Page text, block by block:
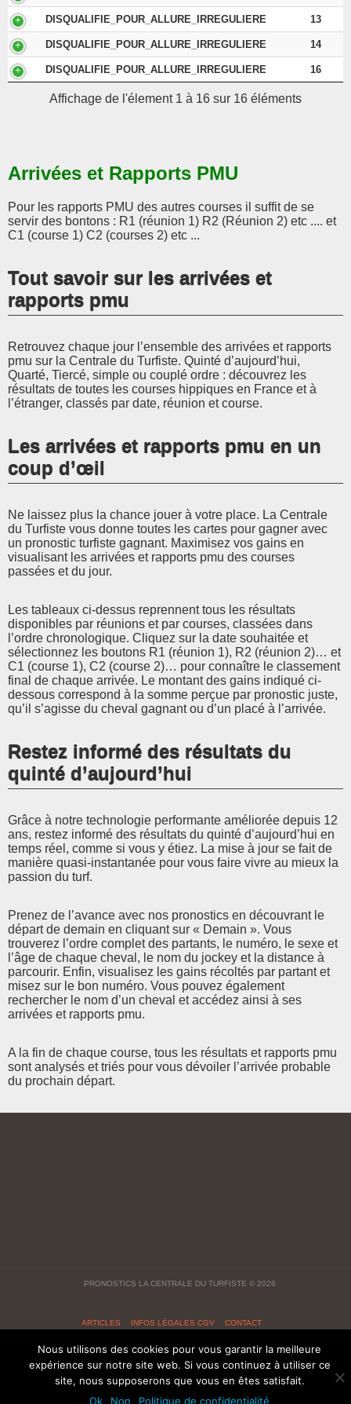
DISQUALIFIE_POUR_ALLURE_IRREGULIERE 13
DISQUALIFIE_POUR_ALLURE_IRREGULIERE 14
DISQUALIFIE_POUR_ALLURE_IRREGULIERE 16
Affichage de l'élement 1 à 16 sur 16 éléments
Arrivées et Rapports PMU
Pour les rapports PMU des autres courses il suffit de se
servir des bontons : R1 (réunion 1) R2 (Réunion 2) etc .... et
C1 (course 1) C2 (courses 2) etc ...
Tout savoir sur les arrivées et
rapports pmu
Retrouvez chaque jour l’ensemble des arrivées et rapports
pmu sur la Centrale du Turfiste. Quinté d’aujourd’hui,
Quarté, Tiercé, simple ou couplé ordre : découvrez les
résultats de toutes les courses hippiques en France et à
l’étranger, classés par date, réunion et course.
Les arrivées et rapports pmu en un
coup d’œil
Ne laissez plus la chance jouer à votre place. La Centrale
du Turfiste vous donne toutes les cartes pour gagner avec
un pronostic turfiste gagnant. Maximisez vos gains en
visualisant les arrivées et rapports pmu des courses
passées et du jour.
Les tableaux ci-dessus reprennent tous les résultats
disponibles par réunions et par courses, classées dans
l’ordre chronologique. Cliquez sur la date souhaitée et
sélectionnez les boutons R1 (réunion 1), R2 (réunion 2)… et
C1 (course 1), C2 (course 2)… pour connaître le classement
final de chaque arrivée. Le montant des gains indiqué ci-
dessous correspond à la somme perçue par pronostic juste,
qu’il s’agisse du cheval gagnant ou d’un placé à l’arrivée.
Restez informé des résultats du
quinté d’aujourd’hui
Grâce à notre technologie performante améliorée depuis 12
ans, restez informé des résultats du quinté d’aujourd’hui en
temps réel, comme si vous y étiez. La mise à jour se fait de
manière quasi-instantanée pour vous faire vivre au mieux la
passion du turf.
Prenez de l’avance avec nos pronostics en découvrant le
départ de demain en cliquant sur « Demain ». Vous
trouverez l’ordre complet des partants, le numéro, le sexe et
l’âge de chaque cheval, le nom du jockey et la distance à
parcourir. Enfin, visualisez les gains récoltés par partant et
misez sur le bon numéro. Vous pouvez également
rechercher le nom d’un cheval et accédez ainsi à ses
arrivées et rapports pmu.
A la fin de chaque course, tous les résultats et rapports pmu
sont analysés et triés pour vous dévoiler l’arrivée probable
du prochain départ.
PRONOSTICS LA CENTRALE DU TURFISTE © 2026
ARTICLES INFOS LÉGALES CGV CONTACT
Nous utilisons des cookies pour vous garantir la meilleure
expérience sur notre site web. Si vous continuez à utiliser ce
site, nous supposerons que vous en êtes satisfait.
Ok
Non Politique de confidentialité